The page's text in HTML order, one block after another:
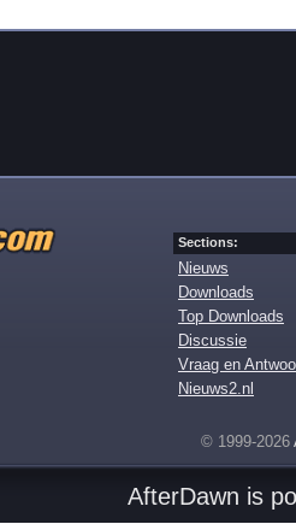
Sections:
Nieuws
Downloads
Top Downloads
Discussie
Vraag en
Nieuws2.nl
© 1999-2026
AfterDawn is